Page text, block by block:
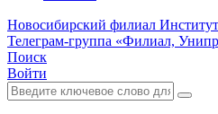
Новосибирский филиал
Телеграм-группа «Филиал,
Поиск
Войти